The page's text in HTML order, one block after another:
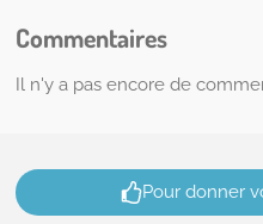
Commentaires
Il n'y a pas encore de
Pour donner